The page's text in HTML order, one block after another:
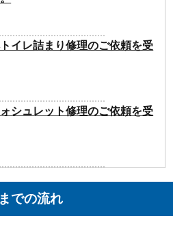
イレ詰まり修理のご依頼を受
シュレット修理のご依頼を受
での流れ